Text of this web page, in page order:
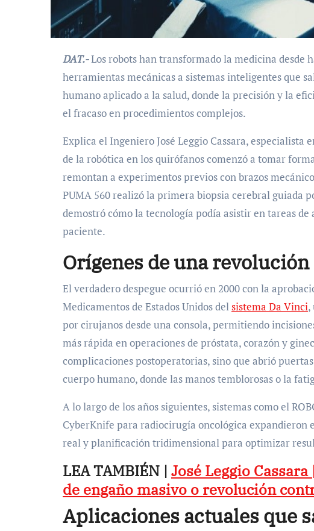
DAT.-Los robots han transformado la medicina desde
herramientas mecánicas a sistemas inteligentes que
humano aplicado a la salud, donde la precisión y la
el fracaso en procedimientos complejos.
Explica el Ingeniero José Leggio Cassara,
de la robótica en los quirófanos comenzó a tomar
remontan a experimentos previos con brazos
PUMA 560 realizó la primera biopsia cerebral guiada
demostró cómo la tecnología podía asistir en tareas
paciente.
Orígenes de una
El verdadero despegue ocurrió en 2000 con la
Medicamentos de Estados Unidos delsistema Da Vinci,
por cirujanos desde una consola, permitiendo
más rápida en operaciones de próstata, corazón y
complicaciones postoperatorias, sino que abrió
cuerpo humano, donde las manos temblorosas o la
A lo largo de los años siguientes, sistemas como el
CyberKnife para radiocirugía oncológica
real y planificación tridimensional para optimizar
LEA TAMBIÉN | José Leggio
de engaño masivo o revolución
Aplicaciones actuales que